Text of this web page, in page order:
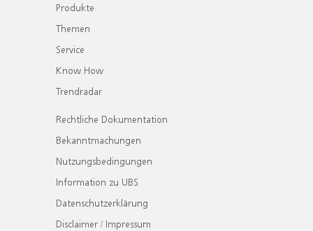
Produkte
Themen
Service
Know How
Trendradar
Rechtliche Dokumentation
Bekanntmachungen
Nutzungsbedingungen
Information zu UBS
Datenschutzerklärung
Disclaimer / Impressum